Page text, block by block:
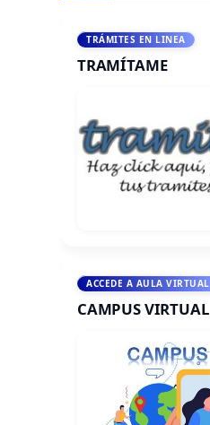
TRÁMITES EN LINEA
TRAMÍTAME
ACCEDE A AULA VIRTUAL
CAMPUS VIRTUAL